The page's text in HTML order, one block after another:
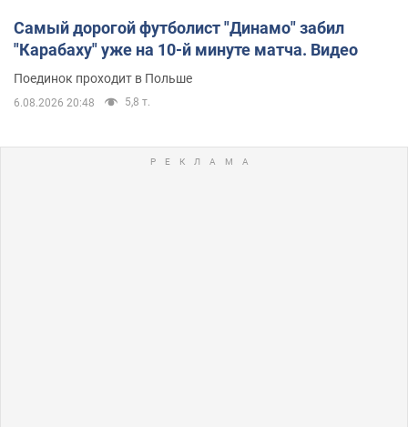
Самый дорогой футболист "Динамо" забил
"Карабаху" уже на 10-й минуте матча. Видео
Поединок проходит в Польше
6.08.2026 20:48 5,8 т.